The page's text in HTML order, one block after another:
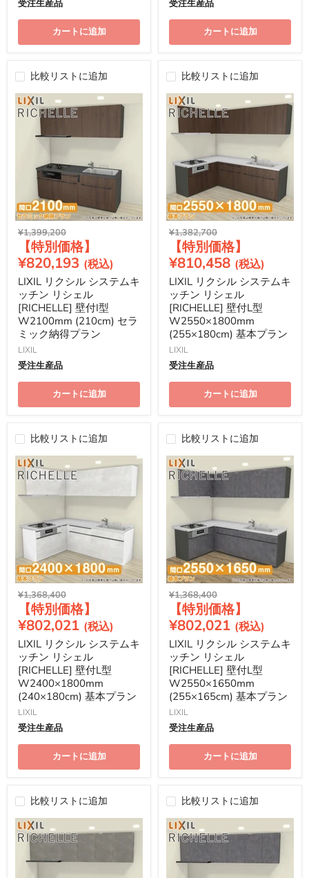
受注生産品
カートに追加
受注生産品
カートに追加
比較リストに追加
元
価
格
¥1,399,200
在
の
格
¥820,193
LIXIL リクシル システムキ
ッチン リシェル
[RICHELLE] 壁付I型
W2100mm (210cm) セラ
ミック納得プラン
LIXIL
受注生産品
カートに追加
比較リストに追加
元
価
格
¥1,382,700
在
の
格
¥810,458
LIXIL リクシル システムキ
ッチン リシェル
[RICHELLE] 壁付L型
W2550×1800mm
(255×180cm) 基本プラン
LIXIL
受注生産品
カートに追加
比較リストに追加
元
価
格
¥1,368,400
在
の
格
¥802,021
LIXIL リクシル システムキ
ッチン リシェル
[RICHELLE] 壁付L型
W2400×1800mm
(240×180cm) 基本プラン
LIXIL
受注生産品
カートに追加
比較リストに追加
元
価
格
¥1,368,400
在
の
格
¥802,021
LIXIL リクシル システムキ
ッチン リシェル
[RICHELLE] 壁付L型
W2550×1650mm
(255×165cm) 基本プラン
LIXIL
受注生産品
カートに追加
比較リストに追加 比較リストに追加